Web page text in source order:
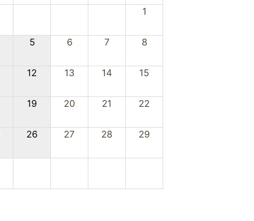
1
5 6 7 8
12 13 14 15
19 20 21 22
26 27 28 29